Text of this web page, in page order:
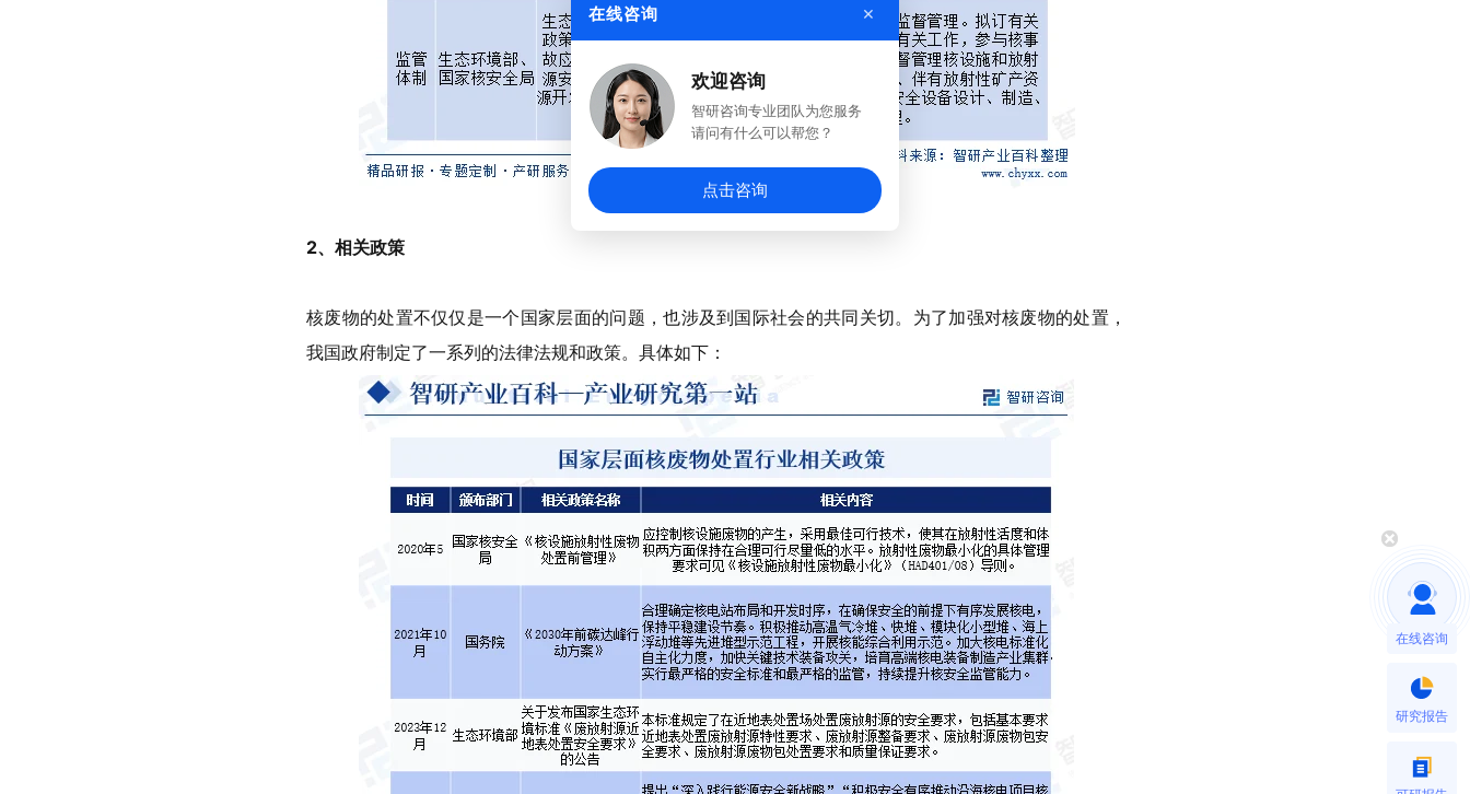
2、相关政策
核废物的处置不仅仅是一个国家层面的问题，也涉及到国际社会的共同关切。为了加强对核废物的处置，
我国政府制定了一系列的法律法规和政策。具体如下：
在线咨询
研究报告
在线咨询 ×
欢迎咨询
智研咨询专业团队为您服务
请问有什么可以帮您？
点击咨询